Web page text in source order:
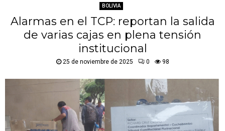
BOLIVIA
Alarmas en el TCP: reportan la salida
de varias cajas en plena tensión
institucional
25 de noviembre de 2025 0 98